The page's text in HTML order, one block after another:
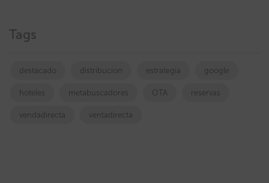
Tags
destacado distribucion estrategia google
hoteles metabuscadores OTA reservas
vendadirecta ventadirecta